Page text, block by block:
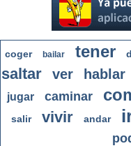
coger bailar tener
saltar
ver hablar
jugar caminar
salir vivir andar